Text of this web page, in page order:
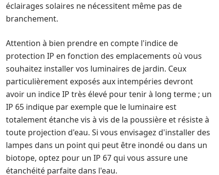
éclairages solaires ne nécessitent même pas de
branchement.
Attention à bien prendre en compte l'indice de
protection IP en fonction des emplacements où vous
souhaitez installer vos luminaires de jardin. Ceux
particulièrement exposés aux intempéries devront
avoir un indice IP très élevé pour tenir à long terme ; un
IP 65 indique par exemple que le luminaire est
totalement étanche vis à vis de la poussière et résiste à
toute projection d'eau. Si vous envisagez d'installer des
lampes dans un point qui peut être inondé ou dans un
biotope, optez pour un IP 67 qui vous assure une
étanchéité parfaite dans l'eau.